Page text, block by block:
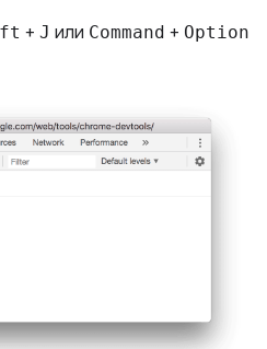
+ J или Command + Option